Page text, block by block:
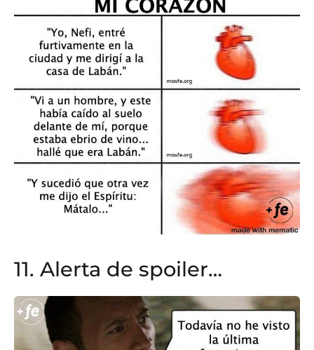
11. Alerta de spoiler…